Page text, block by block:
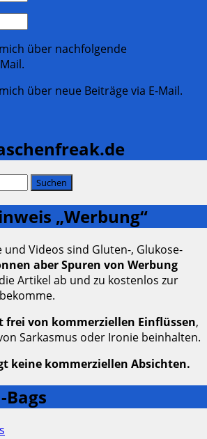
über nachfolgende
über neue Beiträge via E-Mail.
„Werbung“
Videos sind Gluten-, Glukose-
aber Spuren von Werbung
Artikel ab und zu kostenlos zur
frei von kommerziellen Einflüssen,
Sarkasmus oder Ironie beinhalten.
keine kommerziellen Absichten.
Bags